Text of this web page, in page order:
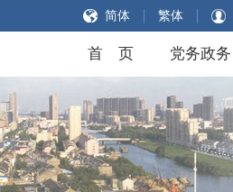
简体 繁体
首 页 党务政务